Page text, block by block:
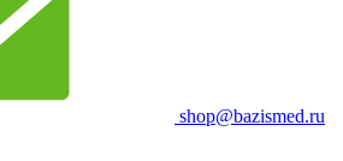
shop@bazismed.ru